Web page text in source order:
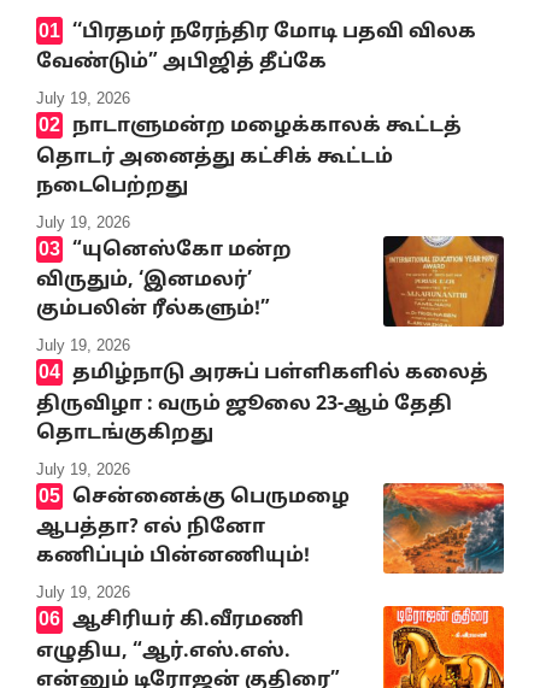
‘‘பிரதமர் நரேந்திர மோடி பதவி விலக
வேண்டும்” அபிஜித் தீப்கே
July 19, 2026
நாடாளுமன்ற மழைக்காலக் கூட்டத்
தொடர் அனைத்து கட்சிக் கூட்டம்
நடைபெற்றது
July 19, 2026
“யுனெஸ்கோ மன்ற
விருதும், ‘இனமலர்’
கும்பலின் ரீல்களும்!”
July 19, 2026
தமிழ்நாடு அரசுப் பள்ளிகளில் கலைத்
திருவிழா : வரும் ஜூலை 23-ஆம் தேதி
தொடங்குகிறது
July 19, 2026
சென்னைக்கு பெருமழை
ஆபத்தா? எல் நினோ
கணிப்பும் பின்னணியும்!
July 19, 2026
ஆசிரியர் கி.வீரமணி
எழுதிய, “ஆர்.எஸ்.எஸ்.
என்னும் டிரோஜன் குதிரை”